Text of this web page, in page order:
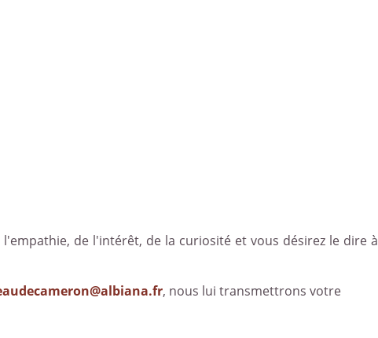
de l'intérêt, de la curiosité et vous désirez le dire à
, nous lui transmettrons votre